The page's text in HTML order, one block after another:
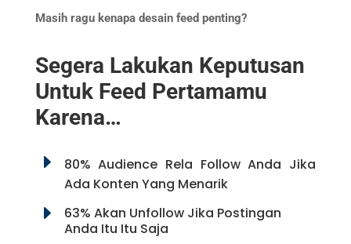
Masih ragu kenapa desain feed penting?
Segera Lakukan Keputusan
Untuk Feed Pertamamu
Karena…
E
80% Audience Rela Follow Anda Jika
Ada Konten Yang Menarik
E
63% Akan Unfollow Jika Postingan
Anda Itu Itu Saja